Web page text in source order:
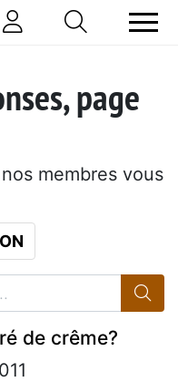
page
membres vous
de crême?